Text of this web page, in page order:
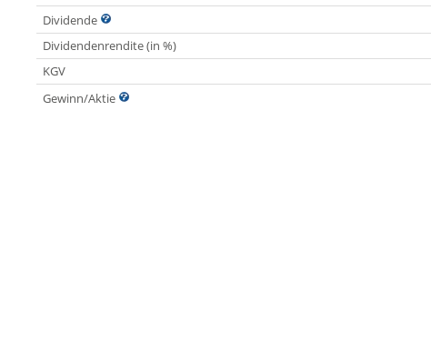
Dividende
Dividendenrendite (in %)
KGV
Gewinn/Aktie